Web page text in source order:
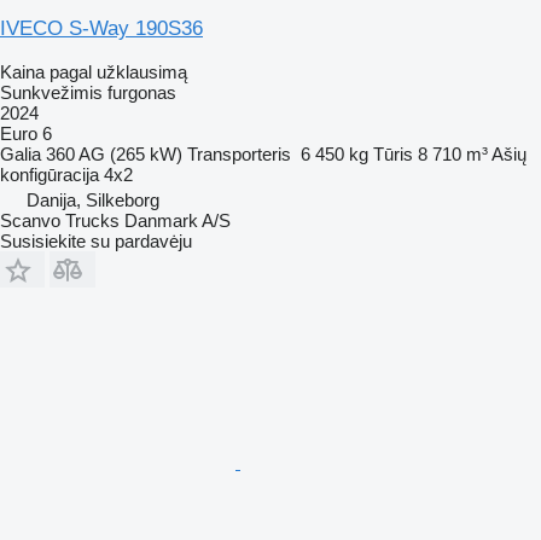
IVECO S-Way 190S36
Kaina pagal užklausimą
Sunkvežimis furgonas
2024
Euro 6
Galia 360 AG (265 kW) Transporteris 6 450 kg Tūris 8 710 m³Ašių
konfigūracija 4x2
Danija, Silkeborg
Scanvo Trucks Danmark A/S
Susisiekite su pardavėju